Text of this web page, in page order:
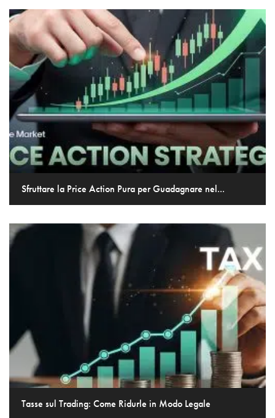
Sfruttare la Price Action Pura per Guadagnare nel...
Tasse sul Trading: Come Ridurle in Modo Legale